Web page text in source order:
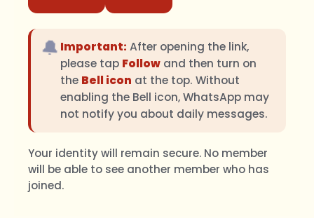
🔔 Important: After opening the link,
please tap Follow and then turn on
the Bell icon at the top. Without
enabling the Bell icon, WhatsApp may
not notify you about daily messages.
Your identity will remain secure. No member
will be able to see another member who has
joined.